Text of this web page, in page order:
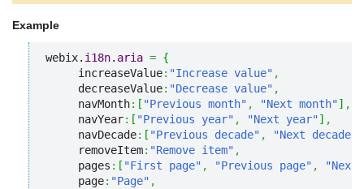
Example
webix. i18n. aria = {
     increaseValue
: "Increase value" ,
     decreaseValue
: "Decrease value" ,
     navMonth
: [ "Previous month" , "Next month"] ,
     navYear
: [ "Previous year" , "Next year"] ,
     navDecade
: [ "Previous decade" , "Next decade"
     removeItem
: "Remove item" ,
     pages
: [ "First page" , "Previous page" ,
"Next
     page
: "Page" ,